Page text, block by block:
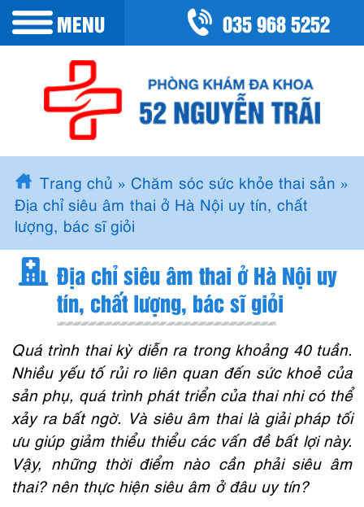
MENU 035 968 5252
Trang chủ » Chăm sóc sức khỏe thai sản »
Địa chỉ siêu âm thai ở Hà Nội uy tín, chất
lượng, bác sĩ giỏi
Địa chỉ siêu âm thai ở Hà Nội uy
tín, chất lượng, bác sĩ giỏi
Quá trình thai kỳ diễn ra trong khoảng 40 tuần.
Nhiều yếu tố rủi ro liên quan đến sức khoẻ của
sản phụ, quá trình phát triển của thai nhi có thể
xảy ra bất ngờ. Và siêu âm thai là giải pháp tối
ưu giúp giảm thiểu thiểu các vấn đề bất lợi này.
Vậy, những thời điểm nào cần phải siêu âm
thai? nên thực hiện siêu âm ở đâu uy tín?